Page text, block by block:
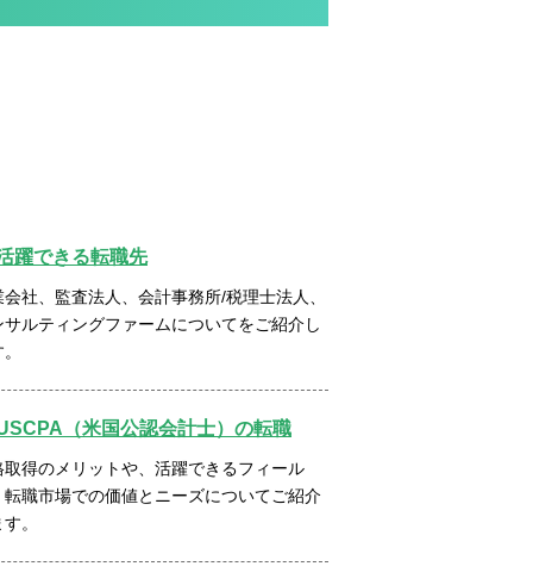
躍できる転職先
会社、監査法人、会計事務所/税理士法人、
サルティングファームについてをご紹介し
（米国公認会計士）の転職
取得のメリットや、活躍できるフィール
転職市場での価値とニーズについてご紹介
。